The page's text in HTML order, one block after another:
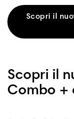
Scopri il
Scopri il
Combo +